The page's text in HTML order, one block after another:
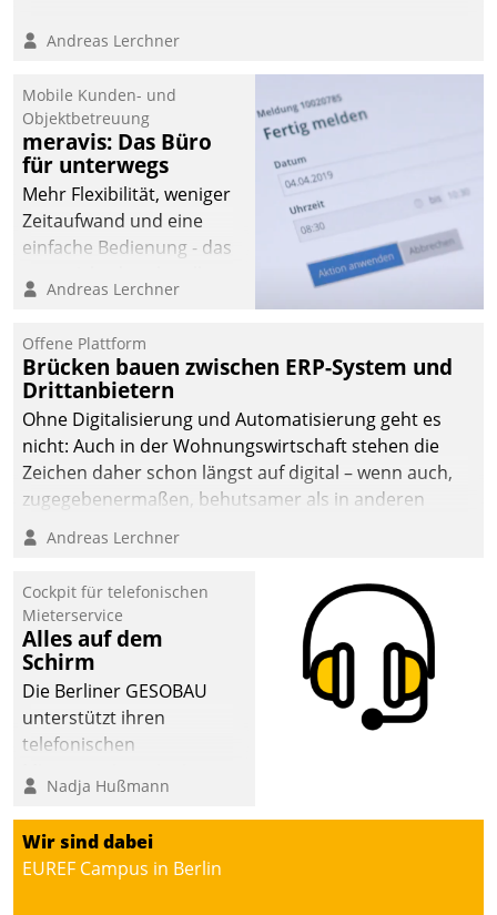
Kommunikationswege bei
Andreas Lerchner
Mobile Kunden- und
Objektbetreuung
meravis: Das Büro
für unterwegs
Mehr Flexibilität, weniger
Zeitaufwand und eine
einfache Bedienung - das
Cockpit für mobile
Datatrain. Die meravis
Wohnungsbau- und
Immobilien GmbH hat
sich dabei für den Betrieb
der Lösung über die SAP
Cloud Platform
entschieden - als erstes
Unternehmen am
Andreas Lerchner
Offene Plattform
Brücken bauen zwischen ERP-System und
Drittanbietern
Ohne Digitalisierung und Automatisierung geht es
nicht: Auch in der Wohnungswirtschaft stehen die
Zeichen daher schon längst auf digital – wenn auch,
zugegebenermaßen, behutsamer als in anderen
Branchen.
Andreas Lerchner
Cockpit für telefonischen
Mieterservice
Alles auf dem
Schirm
Die Berliner GESOBAU
unterstützt ihren
telefonischen
digitalen Cockpit, das
situationsbezogen
passende Fragen und
Schlagworte auswirft.
Nadja Hußmann
Wir sind dabei
EUREF Campus in Berlin